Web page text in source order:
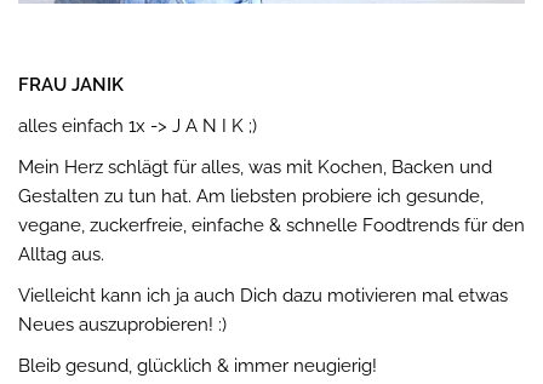
FRAU JANIK
alles einfach 1x -> J A N I K ;)
Mein Herz schlägt für alles, was mit Kochen, Backen und
Gestalten zu tun hat. Am liebsten probiere ich gesunde,
vegane, zuckerfreie, einfache & schnelle Foodtrends für den
Alltag aus.
Vielleicht kann ich ja auch Dich dazu motivieren mal etwas
Neues auszuprobieren! :)
Bleib gesund, glücklich & immer neugierig!